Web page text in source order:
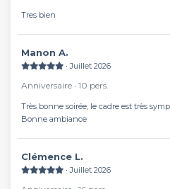
Tres bien
Manon A.
∙ Juillet 2026
Anniversaire ∙ 10 pers.
Très bonne soirée, le cadre est très
Bonne ambiance
Clémence L.
∙ Juillet 2026